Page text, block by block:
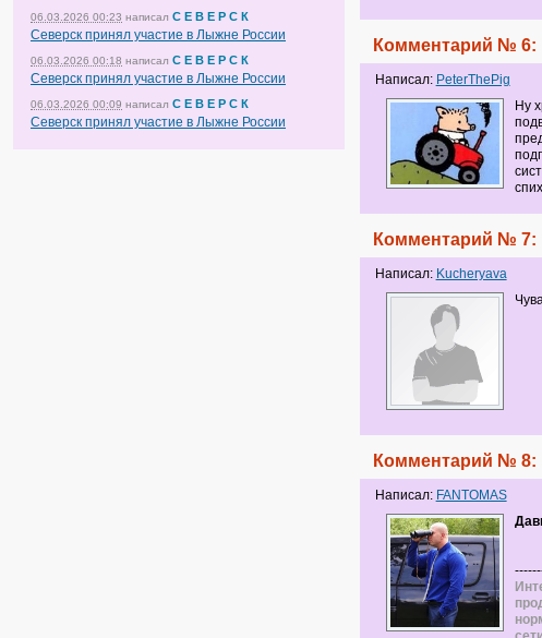
06.03.2026 00:23 написал С Е В Е Р С К
Северск принял участие в Лыжне России
06.03.2026 00:18 написал С Е В Е Р С К
Северск принял участие в Лыжне России
06.03.2026 00:09 написал С Е В Е Р С К
Северск принял участие в Лыжне России
Комментарий № 6:
Написал: PeterThePig
Ну
Комментарий № 7:
Написал: Kucheryava
Комментарий № 8:
Написал: FANTOMAS